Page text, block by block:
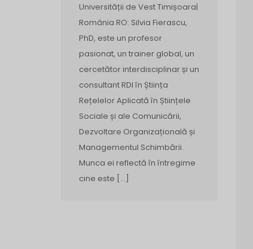
Universității de Vest Timișoara|
România RO: Silvia Fierascu,
PhD, este un profesor
pasionat, un trainer global, un
cercetător interdisciplinar și un
consultant RDI în Știința
Rețelelor Aplicată în Științele
Sociale și ale Comunicării,
Dezvoltare Organizațională și
Managementul Schimbării.
Munca ei reflectă în întregime
cine este […]